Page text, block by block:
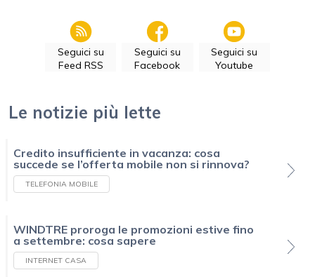
Seguici su
Feed RSS
Seguici su
Facebook
Seguici su
Youtube
Le notizie più lette
Credito insufficiente in vacanza: cosa
succede se l’offerta mobile non si rinnova?
TELEFONIA MOBILE
WINDTRE proroga le promozioni estive fino
a settembre: cosa sapere
INTERNET CASA